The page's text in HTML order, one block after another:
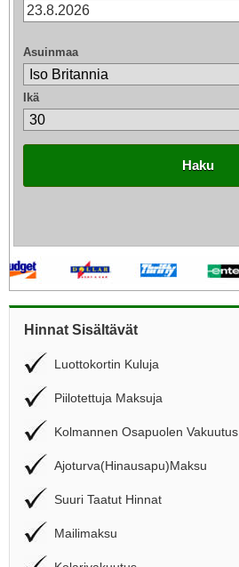
Asuinmaa
Ikä
Haku
Hinnat Sisältävät
Luottokortin Kuluja
Piilotettuja Maksuja
Kolmannen Osapuolen Vakuutus
Ajoturva(Hinausapu)Maksu
Suuri Taatut Hinnat
Mailimaksu